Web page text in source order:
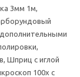
3мм 1м,
Шприц с иглой
100х с